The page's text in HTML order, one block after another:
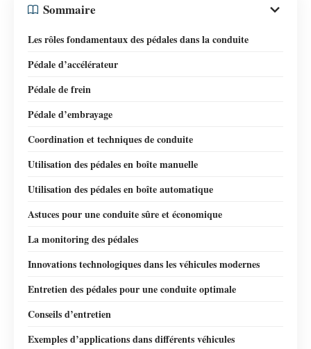
Sommaire
Les rôles fondamentaux des pédales dans la conduite
Pédale d’accélérateur
Pédale de frein
Pédale d’embrayage
Coordination et techniques de conduite
Utilisation des pédales en boîte manuelle
Utilisation des pédales en boîte automatique
Astuces pour une conduite sûre et économique
La monitoring des pédales
Innovations technologiques dans les véhicules modernes
Entretien des pédales pour une conduite optimale
Conseils d’entretien
Exemples d’applications dans différents véhicules